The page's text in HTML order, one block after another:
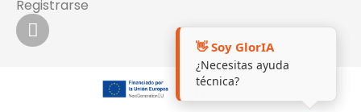
Registrarse
👋 Soy GlorIA
¿Necesitas ayuda
técnica?